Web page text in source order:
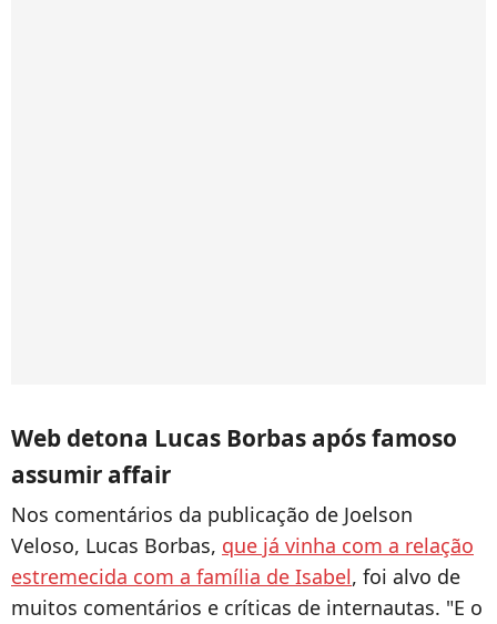
Web detona Lucas Borbas após famoso
assumir affair
Nos comentários da publicação de Joelson
Veloso, Lucas Borbas, que já vinha com a relação
estremecida com a família de Isabel, foi alvo de
muitos comentários e críticas de internautas. "E o